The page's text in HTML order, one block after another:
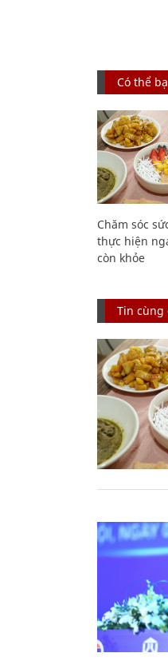
Có thể
Chăm sóc
thực hiện
còn khỏe
Tin cùng